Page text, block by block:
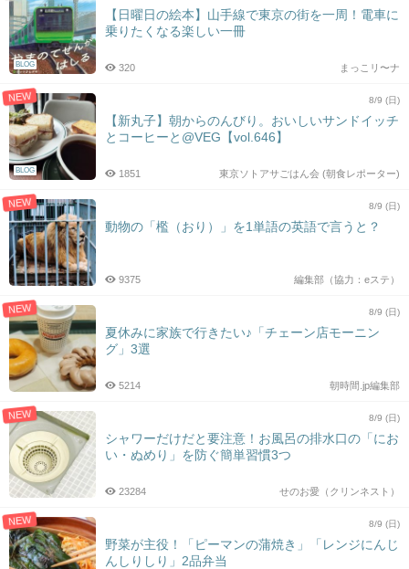
BLOG
【日曜日の絵本】山手線で東京の街を一周！電車に
乗りたくなる楽しい一冊
まっこリ〜ナ
320
NEW
BLOG
8/9 (日)
【新丸子】朝からのんびり。おいしいサンドイッチ
とコーヒーと@VEG【vol.646】
東京ソトアサごはん会 (朝食レポーター)
1851
NEW 8/9 (日)
動物の「檻（おり）」を1単語の英語で言うと？
編集部（協力：eステ）
9375
NEW 8/9 (日)
夏休みに家族で行きたい♪「チェーン店モーニン
グ」3選
朝時間.jp編集部
5214
NEW 8/9 (日)
シャワーだけだと要注意！お風呂の排水口の「にお
い・ぬめり」を防ぐ簡単習慣3つ
せのお愛（クリンネスト）
23284
NEW 8/9 (日)
野菜が主役！「ピーマンの蒲焼き」「レンジにんじ
んしりしり」2品弁当